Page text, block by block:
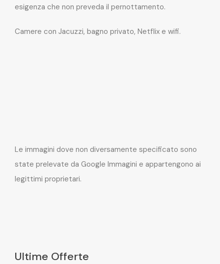
esigenza che non preveda il pernottamento.
Camere con Jacuzzi, bagno privato, Netflix e wifi.
Le immagini dove non diversamente specificato sono
state prelevate da Google Immagini e appartengono ai
legittimi proprietari.
Ultime Offerte